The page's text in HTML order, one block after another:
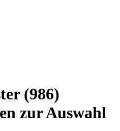
(986)
zur Auswahl